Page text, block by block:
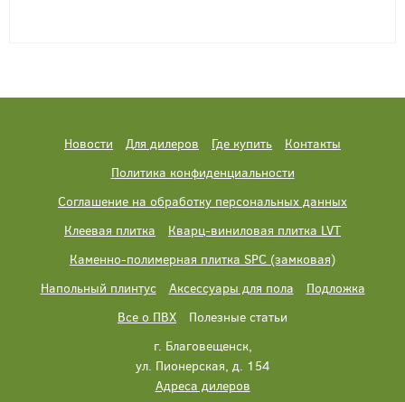
Новости Для дилеров Где купить
Контакты
Политика конфиденциальности
Соглашение на обработку персональных данных
Клеевая плитка
Кварц-виниловая плитка LVT
Каменно-полимерная плитка SPC (замковая)
Напольный плинтус
Аксессуары для пола
Подложка
Все о ПВХ
Полезные статьи
г. Благовещенск,
ул. Пионерская, д. 154
Адреса дилеров